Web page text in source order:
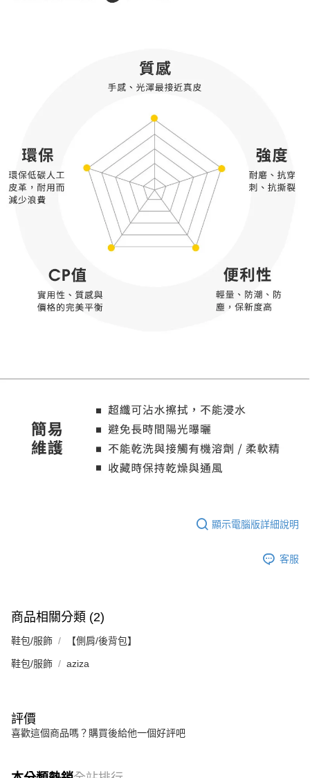
顯示電腦版詳細說明
客服
商品相關分類 (2)
鞋包/服飾 【側肩/後背包】
鞋包/服飾 aziza
評價
喜歡這個商品嗎？購買後給他一個好評吧